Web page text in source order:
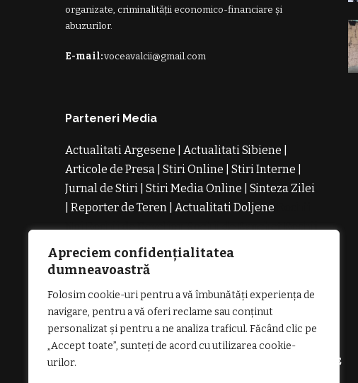
Apreciem confidențialitatea
dumneavoastră
Folosim cookie-uri pentru a vă îmbunătăți experiența de
navigare, pentru a vă oferi reclame sau conținut
personalizat și pentru a ne analiza traficul. Făcând clic pe
„Accept toate”, sunteți de acord cu utilizarea cookie-
urilor.
organizate, criminalității economico-financiare și
abuzurilor.
E-mail:voceavalcii@gmail.com
Parteneri Media
Actualitati Argesene Actualitati Sibiene
Articole de Presa
Stiri Online Stiri Interne
Jurnal de Stiri
Stiri Media Online
Sinteza Zilei
Reporter de Teren Actualitati Doljene
NoiRochii de RevelionRochii de BanchetRochii
de Cununie
Magazin de Rochii
Comanda Rochii de Seara
GDPR: POLITICA DE CONFIDENȚIALITATE